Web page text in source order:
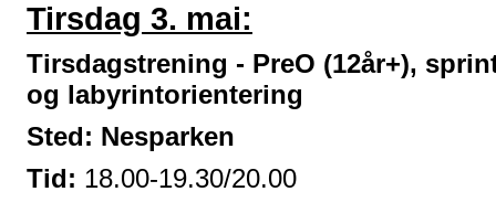
Tirsdag 3. mai:
Tirsdagstrening - PreO (12år+),
og labyrintorientering
Sted: Nesparken
Tid: 18.00-19.30/20.00